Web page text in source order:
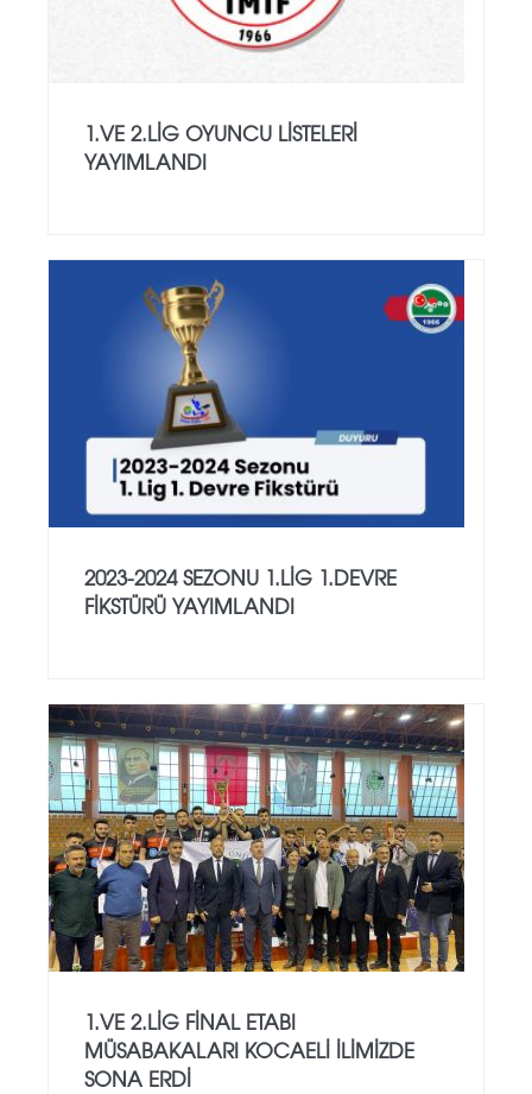
1.VE 2.LIG OYUNCU LISTELERI
YAYIMLANDI
2023-2024 SEZONU 1.LIG 1.DEVRE
FIKSTÜRÜ YAYIMLANDI
1.VE 2.LİG FİNAL ETABI
MÜSABAKALARI KOCAELİ İLİMİZDE
SONA ERDİ